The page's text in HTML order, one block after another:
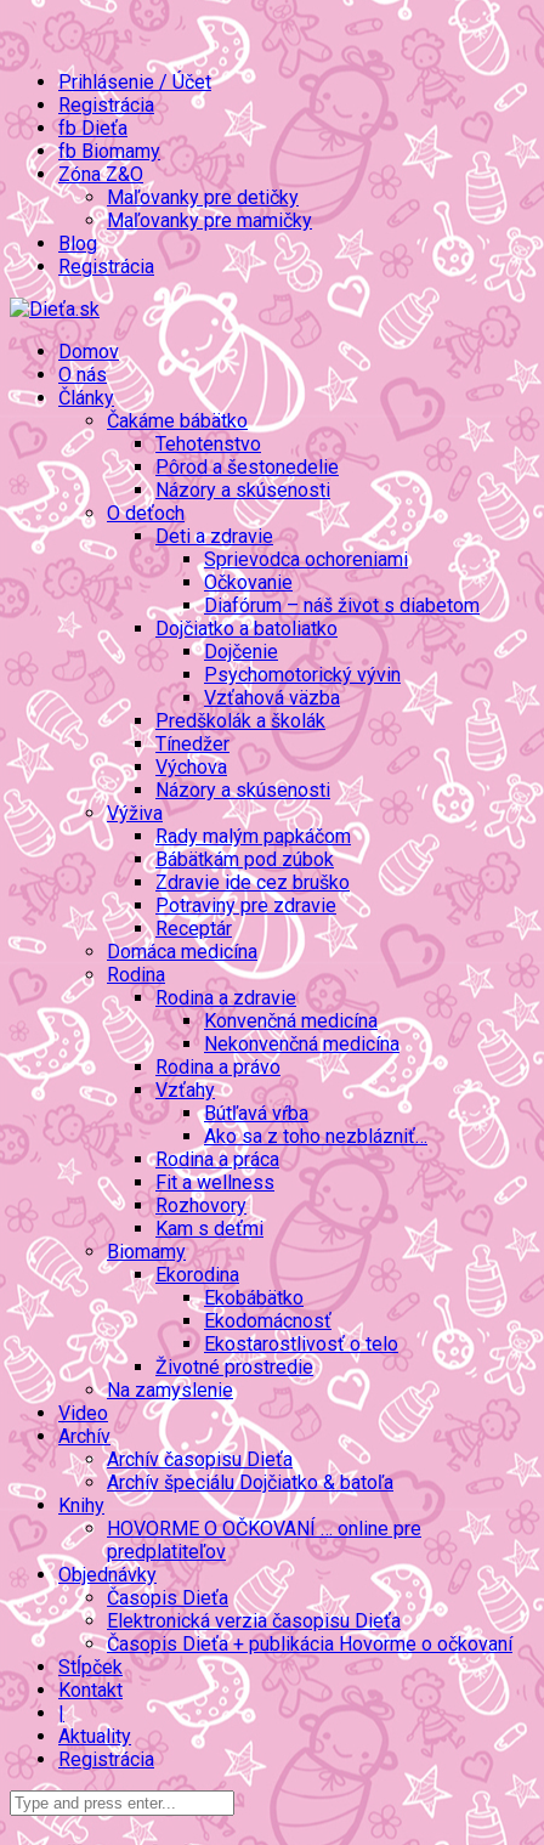
Prihlásenie / Účet
Registrácia
fb Dieťa
fb Biomamy
Zóna Z&O
Maľovanky pre detičky
Maľovanky pre mamičky
Blog
Registrácia
Domov
O nás
Články
Čakáme bábätko
Tehotenstvo
Pôrod a šestonedelie
Názory a skúsenosti
O deťoch
Deti a zdravie
Sprievodca ochoreniami
Očkovanie
Diafórum – náš život s diabetom
Dojčiatko a batoliatko
Dojčenie
Psychomotorický vývin
Vzťahová väzba
Predškolák a školák
Tínedžer
Výchova
Názory a skúsenosti
Výživa
Rady malým papkáčom
Bábätkám pod zúbok
Zdravie ide cez bruško
Potraviny pre zdravie
Receptár
Domáca medicína
Rodina
Rodina a zdravie
Konvenčná medicína
Nekonvenčná medicína
Rodina a právo
Vzťahy
Bútľavá vŕba
Ako sa z toho nezblázniť…
Rodina a práca
Fit a wellness
Rozhovory
Kam s deťmi
Biomamy
Ekorodina
Ekobábätko
Ekodomácnosť
Ekostarostlivosť o telo
Životné prostredie
Na zamyslenie
Video
Archív
Archív časopisu Dieťa
Archív špeciálu Dojčiatko & batoľa
Knihy
HOVORME O OČKOVANÍ … online pre
predplatiteľov
Objednávky
Časopis Dieťa
Elektronická verzia časopisu Dieťa
Časopis Dieťa + publikácia Hovorme o očkovaní
Stĺpček
Kontakt
|
Aktuality
Registrácia